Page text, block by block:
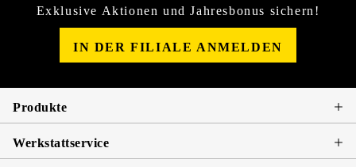
Exklusive Aktionen und Jahresbonus sichern!
IN DER FILIALE ANMELDEN
Produkte
Werkstattservice